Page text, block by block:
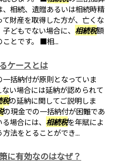
相続、遺贈あるいは相続時精
財産を取得した方が、亡くな
どもでない場合に、 相続税額
とです。 ■相...
ケースとは
括納付が原則となっていま
い場合には延納が認められて
税の延納に関してご説明しま
の現金での一括納付が困難であ
場合には、 相続税を年賦によ
法をとることができ...
に有効なのはなぜ？